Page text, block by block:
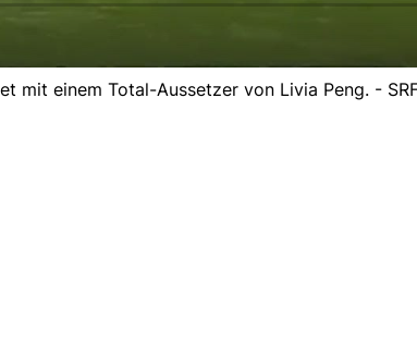
mit einem Total-Aussetzer von Livia Peng. -